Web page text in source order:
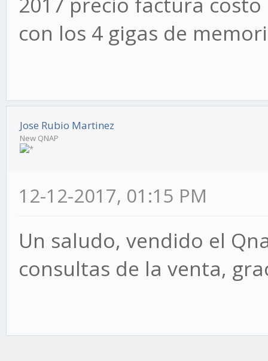
con los 4 gigas de
Jose Rubio Martinez
New QNAP
12-12-2017, 01:15 PM
Un saludo, vendido el
consultas de la venta,